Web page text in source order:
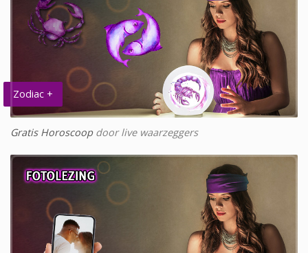
Zodiac +
Gratis Horoscoopdoor live waarzeggers